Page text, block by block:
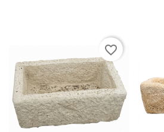
favorite_border